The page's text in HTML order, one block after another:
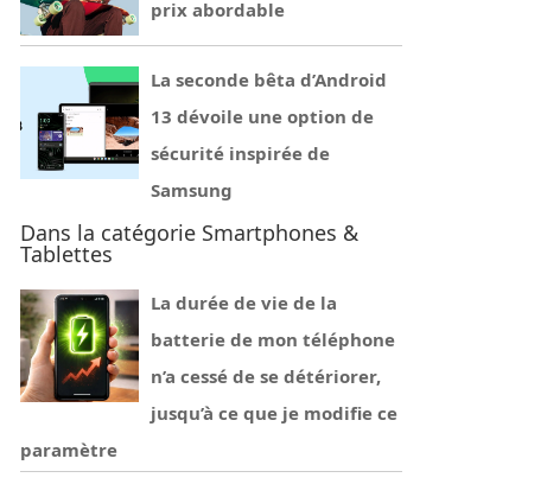
prix abordable
La seconde bêta d’Android
13 dévoile une option de
sécurité inspirée de
Samsung
Dans la catégorie Smartphones &
Tablettes
La durée de vie de la
batterie de mon téléphone
n’a cessé de se détériorer,
jusqu’à ce que je modifie ce
paramètre